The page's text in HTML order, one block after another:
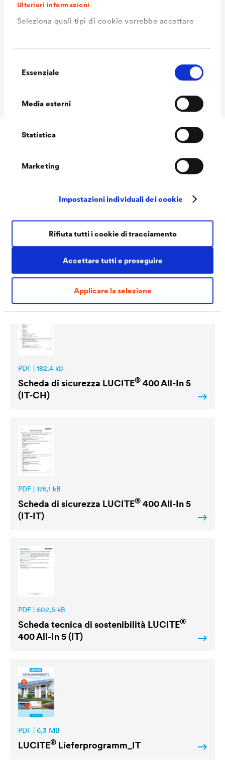
Ulteriori informazioni
Seleziona quali tipi di cookie vorrebbe accettare
delEssenziale
Media esterni
Statistica
Marketing
Impostazioni individuali dei cookie
Accettare tutti e proseguire
Applicare la selezione
Rifiuta tutti i cookie di tracciamento
Consumo
110 - 130 ml/m²
Volume delle
Downloads
Scheda tecnicaLUCITE®400 All-In 5 (IT)
PDF | 182,4 kB
Scheda di sicurezza LUCITE® 400 All-In 5
(IT-CH)
PDF | 176,1 kB
Scheda di sicurezza LUCITE® 400 All-In 5
(IT-IT)
PDF | 602,5 kB
Scheda tecnica di sostenibilità LUCITE®
400 All-In 5 (IT)
PDF | 6,3 MB
LUCITE® Lieferprogramm_IT